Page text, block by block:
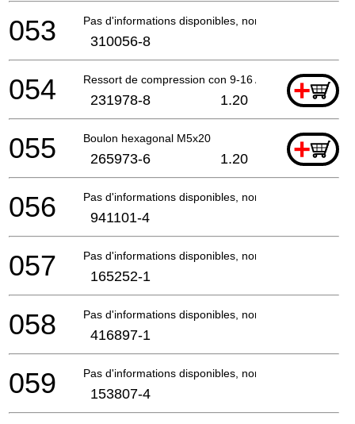
Pas d'informations disponibles, non commandable
053 310056-8
Ressort de compression con 9-16 AN943 +
054 231978-8 1.20
Boulon hexagonal M5x20 +
055 265973-6 1.20
Pas d'informations disponibles, non commandable
056 941101-4
Pas d'informations disponibles, non commandable
057 165252-1
Pas d'informations disponibles, non commandable
058 416897-1
Pas d'informations disponibles, non commandable
059 153807-4